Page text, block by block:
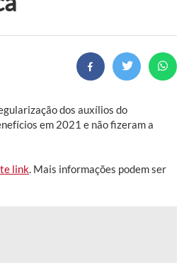
dos auxílios do
em 2021 e não fizeram a
link . Mais informações podem ser